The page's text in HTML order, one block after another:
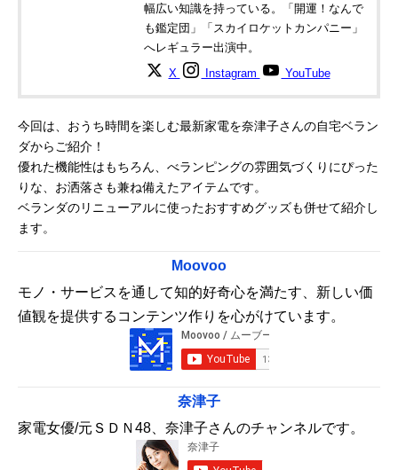
幅広い知識を持っている。「開運！なんで
も鑑定団」「スカイロケットカンパニー」
へレギュラー出演中。
X Instagram YouTube
今回は、おうち時間を楽しむ最新家電を奈津子さんの自宅ベラン
ダからご紹介！
優れた機能性はもちろん、べランピングの雰囲気づくりにぴった
りな、お洒落さも兼ね備えたアイテムです。
ベランダのリニューアルに使ったおすすめグッズも併せて紹介し
ます。
Moovoo
モノ・サービスを通して知的好奇心を満たす、新しい価
値観を提供するコンテンツ作りを心がけています。
奈津子
家電女優/元ＳＤＮ48、奈津子さんのチャンネルです。